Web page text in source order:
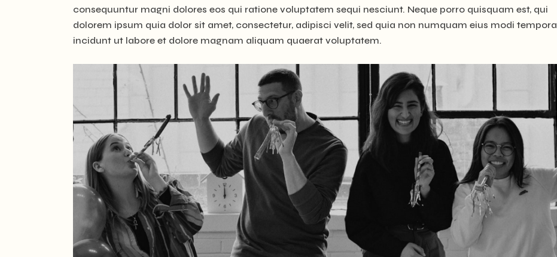
consequuntur magni dolores eos qui ratione voluptatem sequi nesciunt. Neque porro quisquam est, qui
dolorem ipsum quia dolor sit amet, consectetur, adipisci velit, sed quia non numquam eius modi tempora
incidunt ut labore et dolore magnam aliquam quaerat voluptatem.